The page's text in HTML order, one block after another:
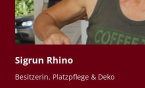
Sigrun Rhino
Besitzerin, Platzpflege & Deko